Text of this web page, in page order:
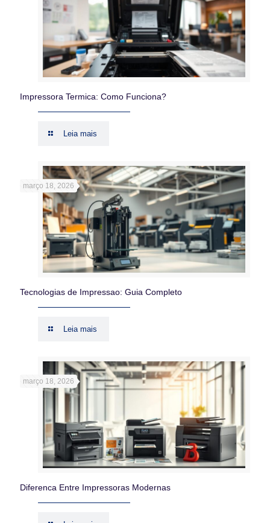
Impressora Termica: Como Funciona?
Leia mais
março 18, 2026
Tecnologias de Impressao: Guia Completo
Leia mais
março 18, 2026
Diferenca Entre Impressoras Modernas